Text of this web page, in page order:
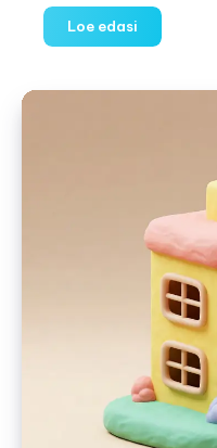
Loe edasi
ise: